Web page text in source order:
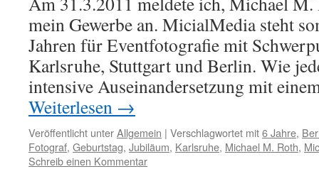
mein Gewerbe an. MicialMedia steht
Jahren für Eventfotografie mit
Karlsruhe, Stuttgart und Berlin. Wie
intensive Auseinandersetzung mit
Weiterlesen →
Veröffentlicht unterAllgemein | Verschlagwortet mit6 Jahre,
Fotograf, Geburtstag, Jubiläum, Karlsruhe, Michael M. Roth,
Schreib einen Kommentar